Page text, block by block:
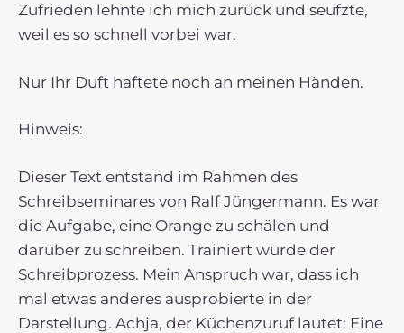
Zufrieden lehnte ich mich zurück und seufzte,
weil es so schnell vorbei war.
Nur Ihr Duft haftete noch an meinen Händen.
Hinweis:
Dieser Text entstand im Rahmen des
Schreibseminares von Ralf Jüngermann. Es war
die Aufgabe, eine Orange zu schälen und
darüber zu schreiben. Trainiert wurde der
Schreibprozess. Mein Anspruch war, dass ich
mal etwas anderes ausprobierte in der
Darstellung. Achja, der Küchenzuruf lautet: Eine